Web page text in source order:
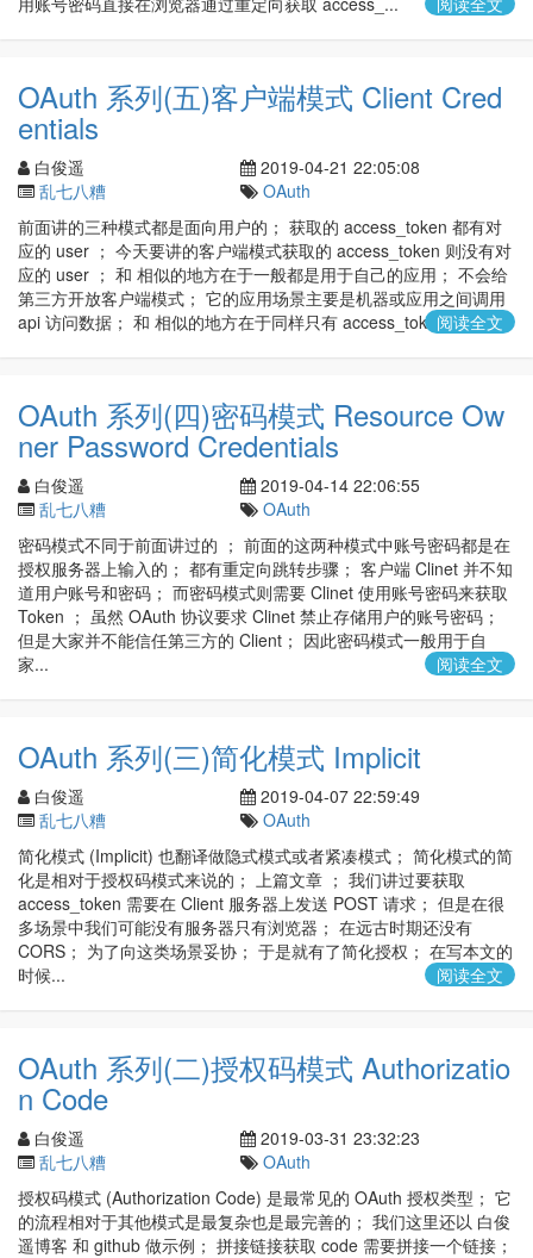
OAuth 系列(五)客户端模式 Client Cred
entials
白俊遥
2019-04-21 22:05:08
乱七八糟
OAuth
前面讲的三种模式都是面向用户的； 获取的 access_token 都有对
应的 user ； 今天要讲的客户端模式获取的 access_token 则没有对
应的 user ； 和 相似的地方在于一般都是用于自己的应用； 不会给
第三方开放客户端模式； 它的应用场景主要是机器或应用之间调用
api 访问数据； 和 相似的地方在于同样只有 access_token...阅读全文
OAuth 系列(四)密码模式 Resource Ow
ner Password Credentials
白俊遥
2019-04-14 22:06:55
乱七八糟
OAuth
密码模式不同于前面讲过的 ； 前面的这两种模式中账号密码都是在
授权服务器上输入的； 都有重定向跳转步骤； 客户端 Clinet 并不知
道用户账号和密码； 而密码模式则需要 Clinet 使用账号密码来获取
Token ； 虽然 OAuth 协议要求 Clinet 禁止存储用户的账号密码；
但是大家并不能信任第三方的 Client； 因此密码模式一般用于自
家...
阅读全文
OAuth 系列(三)简化模式 Implicit
白俊遥
2019-04-07 22:59:49
乱七八糟
OAuth
简化模式 (Implicit) 也翻译做隐式模式或者紧凑模式； 简化模式的简
化是相对于授权码模式来说的； 上篇文章 ； 我们讲过要获取
access_token 需要在 Client 服务器上发送 POST 请求； 但是在很
多场景中我们可能没有服务器只有浏览器； 在远古时期还没有
CORS； 为了向这类场景妥协； 于是就有了简化授权； 在写本文的
时候...
阅读全文
OAuth 系列(二)授权码模式 Authorizatio
n Code
白俊遥
2019-03-31 23:32:23
乱七八糟
OAuth
授权码模式 (Authorization Code) 是最常见的 OAuth 授权类型； 它
的流程相对于其他模式是最复杂也是最完善的； 我们这里还以 白俊
遥博客 和 github 做示例； 拼接链接获取 code 需要拼接一个链接；